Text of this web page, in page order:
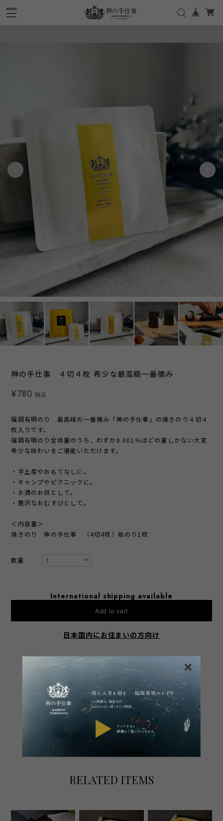
神の手仕事 ４切４枚 希少な最高級一番摘み
¥780 税込
福岡有明のり 最高峰の一番摘み「神の手仕事」の焼きのり４切４
枚入りです。
福岡有明のり全体量のうち、わずか0.001％ほどの量しかない大変
希少な味わいをご堪能いただけます。
・手土産やおもてなしに。
・キャンプやピクニックに。
・お酒のお供として。
・贅沢なおむすびとして。
＜内容量＞
焼きのり 神の手仕事 （4切4枚）板のり1枚
数量
International shipping available
Add to cart
日本国内にお住まいの方向け
SHARE ON
RELATED ITEMS